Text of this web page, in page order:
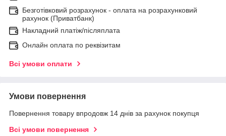
Безготівковий розрахунок - оплата на розрахунковий
рахунок (Приватбанк)
Накладний платіж/післяплата
Онлайн оплата по реквізитам
Всі умови оплати
Умови повернення
Повернення товару впродовж 14 днів за рахунок покупця
Всі умови повернення